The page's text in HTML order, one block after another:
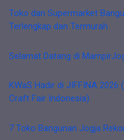
Toko dan Supermarket
Terlengkap dan Termurah
Selamat Datang di
KWaS Hadir di JIFFINA
Craft Fair Indonesia)
7 Toko Bangunan Jogja